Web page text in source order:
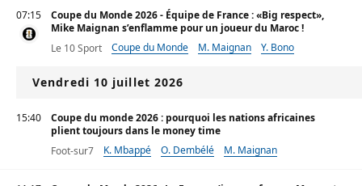
07:15
Coupe du Monde 2026 - Équipe de France : «Big respect»,
Mike Maignan s’enflamme pour un joueur du Maroc !
Le 10 Sport
Coupe du Monde M. Maignan Y. Bono
Vendredi 10 juillet 2026
15:40
Coupe du monde 2026 : pourquoi les nations africaines
plient toujours dans le money time
Foot-sur7
K. Mbappé O. Dembélé M. Maignan